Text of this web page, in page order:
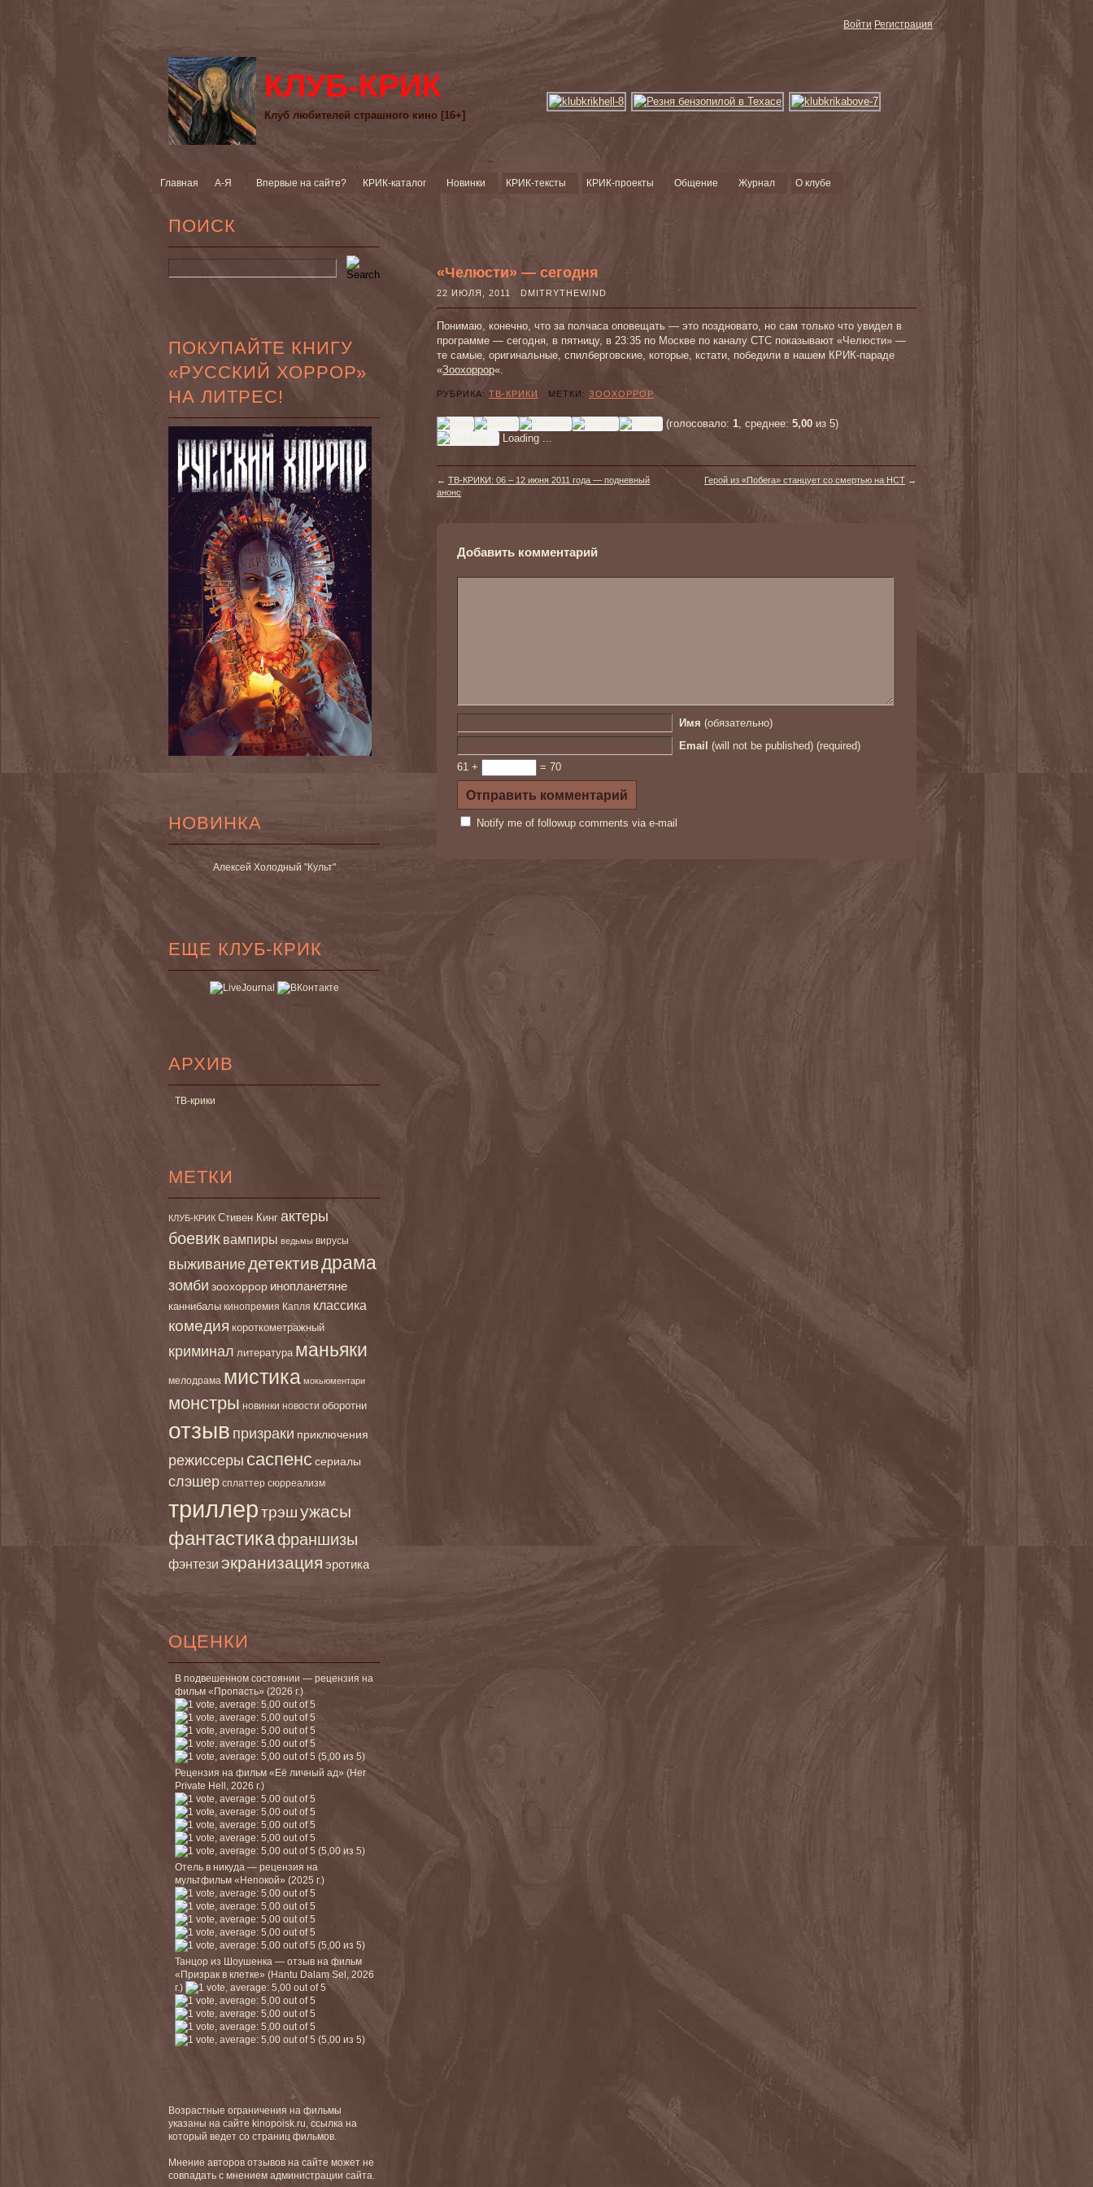
Войти Регистрация
КЛУБ-КРИК
Клуб любителей страшного кино [16+]
Главная А-Я Впервые на сайте? КРИК-каталог Новинки КРИК-тексты КРИК-проекты Общение Журнал О клубе
ПОИСК
ПОКУПАЙТЕ КНИГУ
«РУССКИЙ ХОРРОР»
НА ЛИТРЕС!
НОВИНКА
Алексей Холодный "Культ"
ЕЩЕ КЛУБ-КРИК
АРХИВ
ТВ-крики
МЕТКИ
КЛУБ-КРИК Стивен Кинг актеры
боевик вампиры ведьмы вирусы
выживаниедетективдрама
зомби зоохоррор инопланетяне
каннибалы кинопремия Капля классика
комедия короткометражный
криминал литература маньяки
мелодрама мистика мокьюментари
монстры новинки новости оборотни
отзыв призраки приключения
режиссеры саспенссериалы
слэшер сплаттер сюрреализм
триллертрэшужасы
фантастикафраншизы
фэнтези экранизация эротика
ОЦЕНКИ
В подвешенном состоянии — рецензия на
фильм «Пропасть» (2026 г.)
(5,00 из 5)
Рецензия на фильм «Её личный ад» (Her
Private Hell, 2026 г.)
(5,00 из 5)
Отель в никуда — рецензия на
мультфильм «Непокой» (2025 г.)
(5,00 из 5)
Танцор из Шоушенка — отзыв на фильм
«Призрак в клетке» (Hantu Dalam Sel, 2026
г.)
(5,00 из 5)
Возрастные ограничения на фильмы
указаны на сайте kinopoisk.ru, ссылка на
который ведет со страниц фильмов.
Мнение авторов отзывов на сайте может не
совпадать с мнением администрации сайта.
«Челюсти» — сегодня
22 ИЮЛЯ, 2011 DMITRYTHEWIND
Понимаю, конечно, что за полчаса оповещать — это поздновато, но сам только что увидел в
программе — сегодня, в пятницу, в 23:35 по Москве по каналу СТС показывают «Челюсти» —
те самые, оригинальные, спилберговские, которые, кстати, победили в нашем КРИК-параде
«Зоохоррор«.
РУБРИКА: ТВ-КРИКИ МЕТКИ: ЗООХОРРОР
(голосовало: 1, среднее: 5,00 из 5)
Loading ...
← ТВ-КРИКИ: 06 – 12 июня 2011 года — подневный
анонс
Герой из «Побега» станцует со смертью на НСТ →
Добавить комментарий
Имя (обязательно)
Email (will not be published) (required)
61 +
= 70
Notify me of followup comments via e-mail